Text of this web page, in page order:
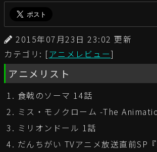
2015年07月23日 23:02 更新
カテゴリ: [アニメレビュー]
アニメリスト
食戟のソーマ 14話
ミス・モノクローム -The
ミリオンドール 1話
だんちがい TVアニメ放送直前SP